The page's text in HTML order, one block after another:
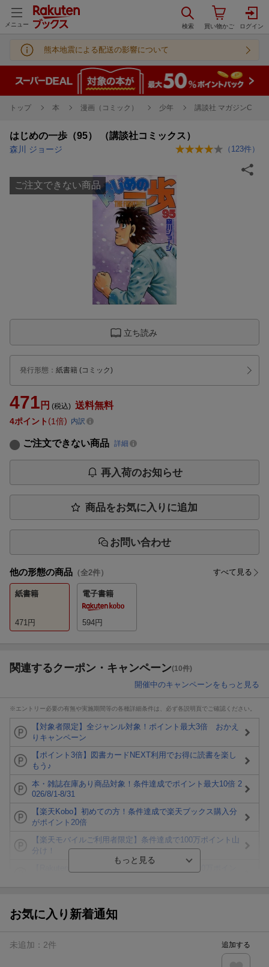
メニュー
熊本地震による配送の影響について
トップ 本 漫画（コミック） 少年 講談社 マガジンC
はじめの一歩（95） （講談社コミックス）
森川 ジョージ （ 123件）
ご注文できない商品
立ち読み
発行形態 ： 紙書籍 (コミック)
471 円 (税込) 送料無料
4ポイント 1倍 内訳
ご注文できない商品 詳細
再入荷のお知らせ
商品をお気に入りに追加
お問い合わせ
他の形態の商品 （全2件） すべて見る
紙書籍
471 円
電子書籍
594円
関連するクーポン・キャンペーン(10件)
開催中のキャンペーンをもっと見る
※エントリー必要の有無や実施期間等の各種詳細条件は、必ず各説明頁でご確認ください。
【対象者限定】全ジャンル対象！ポイント最大3倍 おかえ
りキャンペーン
【ポイント3倍】図書カードNEXT利用でお得に読書を楽し
もう♪
本・雑誌在庫あり商品対象！条件達成でポイント最大10倍 2
026/8/1-8/31
【楽天Kobo】初めての方！条件達成で楽天ブックス購入分
がポイント20倍
【楽天モバイルご利用者限定】条件達成で100万ポイント山
分け！
が当たる！
条件達成で楽天限定・宝塚歌劇 宙組貸切公演ペアチケット
お気に入り新着通知
未追加： 2件 追加する